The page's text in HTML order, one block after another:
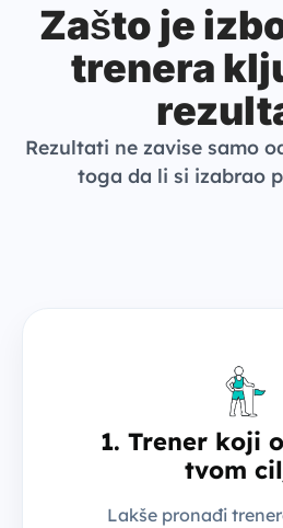
Zašto je
trenera
Rezultati ne zavise samo
toga da li si izabrao
1. Trener koji
tvom
Lakše pronađi